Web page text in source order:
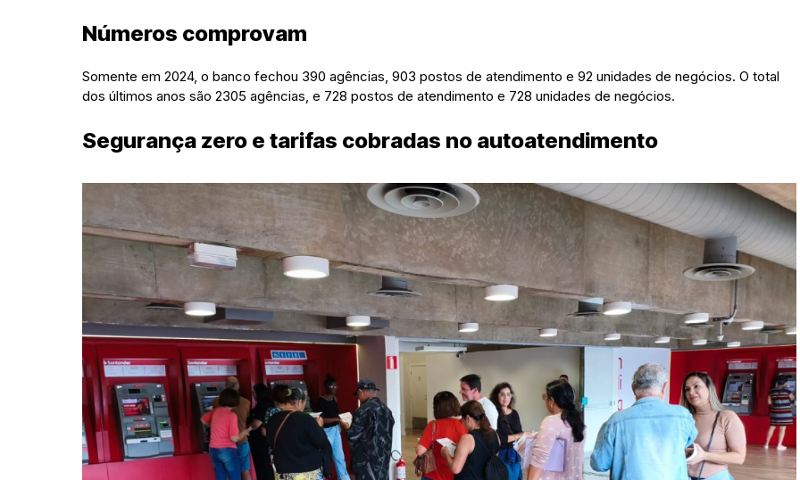
Números comprovam
Somente em 2024, o banco fechou 390 agências, 903 postos de atendimento e 92 unidades de negócios. O total
dos últimos anos são 2305 agências, e 728 postos de atendimento e 728 unidades de negócios.
Segurança zero e tarifas cobradas no autoatendimento